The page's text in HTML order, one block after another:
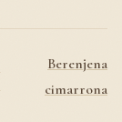
Berenjena
cimarrona